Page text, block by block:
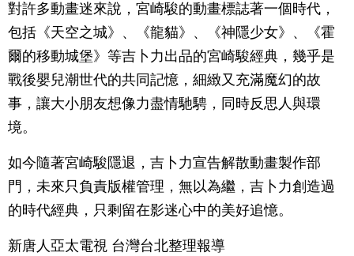
對許多動畫迷來說，宮崎駿的動畫標誌著一個時代，
包括《天空之城》、《龍貓》、《神隱少女》、《霍
爾的移動城堡》等吉卜力出品的宮崎駿經典，幾乎是
戰後嬰兒潮世代的共同記憶，細緻又充滿魔幻的故
事，讓大小朋友想像力盡情馳騁，同時反思人與環
境。
如今隨著宮崎駿隱退，吉卜力宣告解散動畫製作部
門，未來只負責版權管理，無以為繼，吉卜力創造過
的時代經典，只剩留在影迷心中的美好追憶。
新唐人亞太電視 台灣台北整理報導